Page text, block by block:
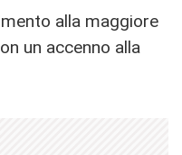
alla maggiore
un accenno alla